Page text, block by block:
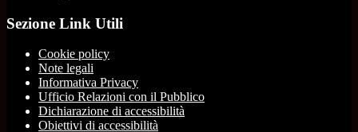
Sezione Link Utili
Cookie policy
Note legali
Informativa Privacy
Ufficio Relazioni con il Pubblico
Dichiarazione di accessibilità
Obiettivi di accessibilità